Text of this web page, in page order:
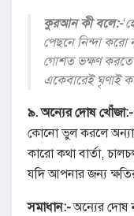
কুরআন কী বলে:-
পেছনে নিন্দা করো
গোশত ভক্ষণ করতে
একেবারেই ঘৃণাই
৯. অন্যের দোষ খোঁজা:-
কোনো ভুল করলে
কারো কথা বার্তা,
যদি আপনার জন্য
সমাধান:-অন্যের দোষ